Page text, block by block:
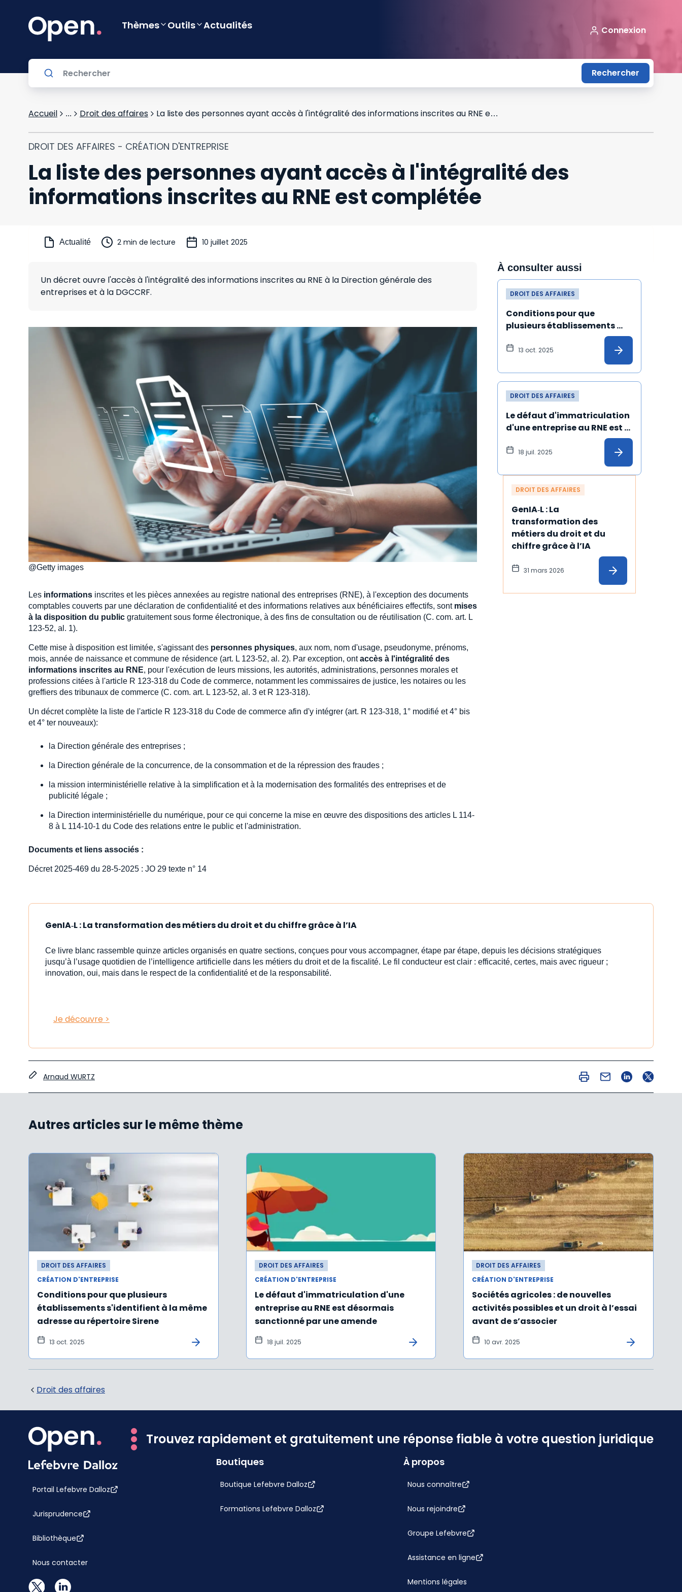
Thèmes Outils Actualités Connexion
Rechercher
Accueil ... Droit des affaires La liste des personnes ayant accès à l'intégralité des informations inscrites au RNE est complétée
DROIT DES AFFAIRES - CRÉATION D'ENTREPRISE
La liste des personnes ayant accès à l'intégralité des
informations inscrites au RNE est complétée
Actualité 2 min de lecture 10 juillet 2025
Un décret ouvre l'accès à l'intégralité des informations inscrites au RNE à la Direction générale des
entreprises et à la DGCCRF.
@Getty images
Les informations inscrites et les pièces annexées au registre national des entreprises (RNE), à l'exception des documents
comptables couverts par une déclaration de confidentialité et des informations relatives aux bénéficiaires effectifs, sont mises
à la disposition du public gratuitement sous forme électronique, à des fins de consultation ou de réutilisation (C. com. art. L
123-52, al. 1).
Cette mise à disposition est limitée, s'agissant des personnes physiques, aux nom, nom d'usage, pseudonyme, prénoms,
mois, année de naissance et commune de résidence (art. L 123-52, al. 2). Par exception, ontaccès à l'intégralité des
informations inscrites au RNE, pour l'exécution de leurs missions, les autorités, administrations, personnes morales et
professions citées à l'article R 123-318 du Code de commerce, notamment les commissaires de justice, les notaires ou les
greffiers des tribunaux de commerce (C. com. art. L 123-52, al. 3 et R 123-318).
Un décret complète la liste de l'article R 123-318 du Code de commerce afin d'y intégrer (art. R 123-318, 1° modifié et 4° bis
et 4° ter nouveaux):
la Direction générale des entreprises ;
la Direction générale de la concurrence, de la consommation et de la répression des fraudes ;
la mission interministérielle relative à la simplification et à la modernisation des formalités des entreprises et de
publicité légale ;
la Direction interministérielle du numérique, pour ce qui concerne la mise en œuvre des dispositions des articles L 114-
8 à L 114-10-1 du Code des relations entre le public et l'administration.
Documents et liens associés :
Décret 2025-469 du 28-5-2025 : JO 29 texte n° 14
À consulter aussi
DROIT DES AFFAIRES
Conditions pour que
plusieurs établissements
s'identifient à la même
adresse au répertoire Sirene
13 oct. 2025
DROIT DES AFFAIRES
Le défaut d'immatriculation
d'une entreprise au RNE est
désormais sanctionné par
une amende
18 juil. 2025
DROIT DES AFFAIRES
GenIA‑L : La
transformation des
métiers du droit et du
chiffre grâce à l’IA
31 mars 2026
GenIA‑L : La transformation des métiers du droit et du chiffre grâce à l’IA
Ce livre blanc rassemble quinze articles organisés en quatre sections, conçues pour vous accompagner, étape par étape, depuis les décisions stratégiques
jusqu’à l’usage quotidien de l’intelligence artificielle dans les métiers du droit et de la fiscalité. Le fil conducteur est clair : efficacité, certes, mais avec rigueur ;
innovation, oui, mais dans le respect de la confidentialité et de la responsabilité.
Je découvre >
Arnaud WURTZ
Autres articles sur le même thème
DROIT DES AFFAIRES
CRÉATION D'ENTREPRISE
Conditions pour que plusieurs
établissements s'identifient à la même
adresse au répertoire Sirene
13 oct. 2025
DROIT DES AFFAIRES
CRÉATION D'ENTREPRISE
Le défaut d'immatriculation d'une
entreprise au RNE est désormais
sanctionné par une amende
18 juil. 2025
DROIT DES AFFAIRES
CRÉATION D'ENTREPRISE
Sociétés agricoles : de nouvelles
activités possibles et un droit à l’essai
avant de s’associer
10 avr. 2025
Droit des affaires
Trouvez rapidement et gratuitement une réponse fiable à votre question juridique
Portail Lefebvre Dalloz
Jurisprudence
Bibliothèque
Nous contacter
Boutiques
Boutique Lefebvre Dalloz
Formations Lefebvre Dalloz
À propos
Nous connaître
Nous rejoindre
Groupe Lefebvre
Assistance en ligne
Mentions légales